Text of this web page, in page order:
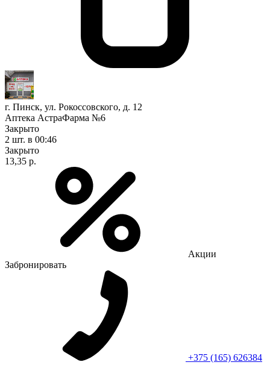
г. Пинск, ул. Рокоссовского, д. 12
Аптека АстраФарма №6
Закрыто
2 шт. в 00:46
Закрыто
13,35 р.
Акции
Забронировать
+375 (165) 626384